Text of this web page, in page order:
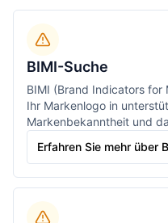
BIMI-Suche
BIMI (Brand Indicators
Ihr Markenlogo in
Markenbekanntheit und
Erfahren Sie mehr über